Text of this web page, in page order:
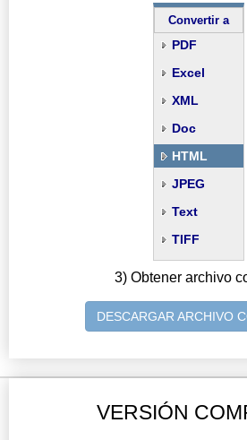
Convertir a
PDF
Excel
XML
Doc
HTML
JPEG
Text
TIFF
3) Obtener archivo
DESCARGAR ARCHIVO
VERSIÓN